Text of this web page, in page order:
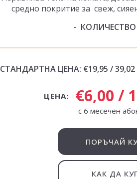
средно покритие за свеж,
КОЛИЧЕСТВО
СТАНДАРТНА ЦЕНА: €19,95 /
ЦЕНА: €6,00 /
с 6 месечен
ПОРЪЧАЙ
КАК ДА